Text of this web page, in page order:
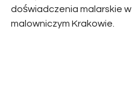
doświadczenia malarskie w
malowniczym Krakowie.